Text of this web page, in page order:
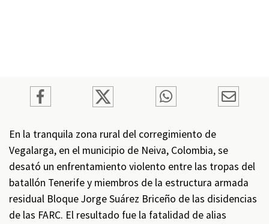
En la tranquila zona rural del corregimiento de
Vegalarga, en el municipio de Neiva, Colombia, se
desató un enfrentamiento violento entre las tropas del
batallón Tenerife y miembros de la estructura armada
residual Bloque Jorge Suárez Briceño de las disidencias
de las FARC. El resultado fue la fatalidad de alias